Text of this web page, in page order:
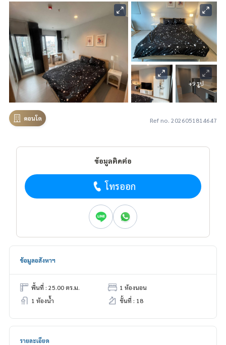
+9 รูป
คอนโด Ref no. 2026051814647
ข้อมูลติดต่อ
โทรออก
ข้อมูลอสังหาฯ
พื้นที่ : 25.00 ตร.ม.
1 ห้องนอน
1 ห้องน้ำ
ชั้นที่ : 18
รายละเอียด